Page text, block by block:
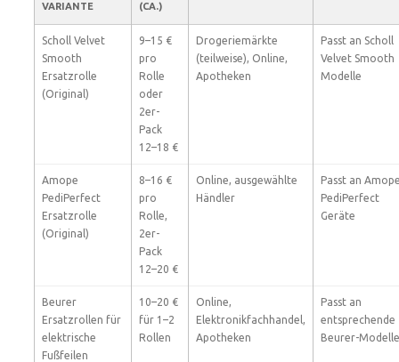
VARIANTE
(CA.)
Scholl Velvet
Smooth
Ersatzrolle
(Original)
9–15 €
pro
Rolle
oder
2er-
Pack
12–18 €
Drogeriemärkte
(teilweise), Online,
Apotheken
Passt an Scholl
Velvet Smooth
Modelle
Amope
PediPerfect
Ersatzrolle
(Original)
8–16 €
pro
Rolle,
2er-
Pack
12–20 €
Online, ausgewählte
Händler
Passt an
PediPerfect
Geräte
Beurer
Ersatzrollen für
elektrische
Fußfeilen
10–20 €
für 1–2
Rollen
Online,
Elektronikfachhandel,
Apotheken
Passt an
entsprechende
Beurer-Modelle